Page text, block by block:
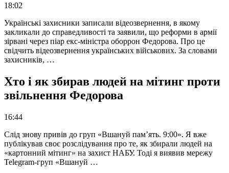
18:02
Українські захисники записали відеозвернення, в якому
закликали до справедливості та заявили, що реформи в армії
зірвані через піар екс-міністра оборрон Федорова. Про це
свідчить відеозвернення українських військових. За словами
захисників, …
Хто і як збирав людей на мітинг проти
звільнення Федорова
16:44
Слід знову привів до груп «Вшануй пам’ять. 9:00». Я вже
публікував своє розслідування про те, як збирали людей на
«картонний мітинг» на захист НАБУ. Тоді я виявив мережу
Telegram-груп «Вшануй …